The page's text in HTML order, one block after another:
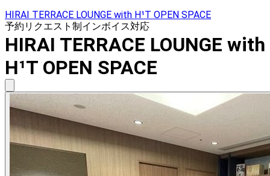
HIRAI TERRACE LOUNGE with H¹T OPEN SPACE
予約リクエスト制インボイス対応
HIRAI TERRACE LOUNGE with
H¹T OPEN SPACE